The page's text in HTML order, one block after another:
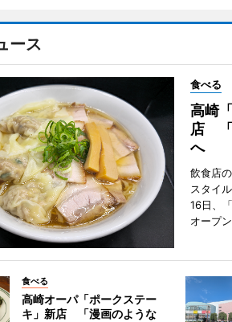
ース
食べる
高崎
店 「
へ
飲食店
スタイ
16日、
オープン
食べる
高崎オーパ「ポークステー
キ」新店 「漫画のような